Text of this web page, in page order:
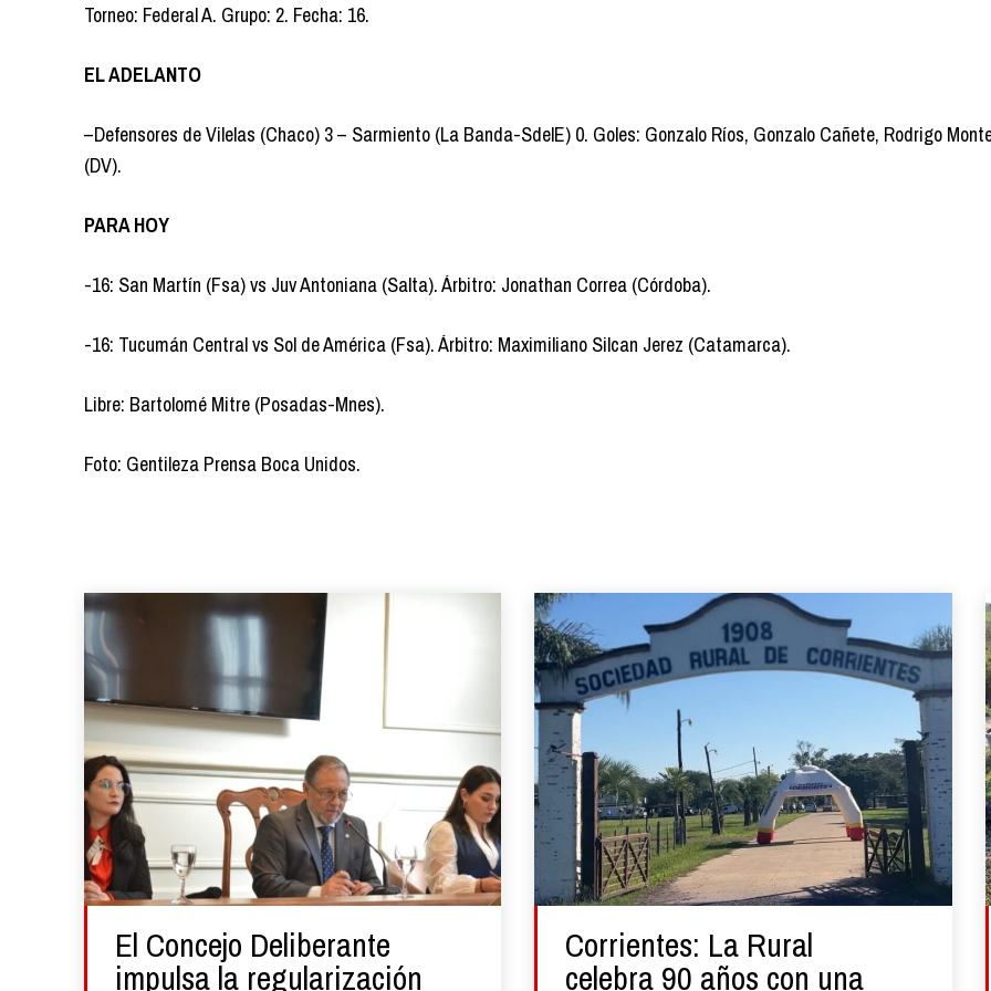
Torneo: Federal A. Grupo: 2. Fecha: 16.
EL ADELANTO
–Defensores de Vilelas (Chaco) 3 – Sarmiento (La Banda-SdelE) 0. Goles: Gonzalo Ríos, Gonzalo Cañete, Rodrigo
(DV).
PARA HOY
-16: San Martín (Fsa) vs Juv Antoniana (Salta). Árbitro: Jonathan Correa (Córdoba).
-16: Tucumán Central vs Sol de América (Fsa). Árbitro: Maximiliano Silcan Jerez (Catamarca).
Libre: Bartolomé Mitre (Posadas-Mnes).
Foto: Gentileza Prensa Boca Unidos.
El Concejo Deliberante
impulsa la regularización
Corrientes: La Rural
celebra 90 años con una